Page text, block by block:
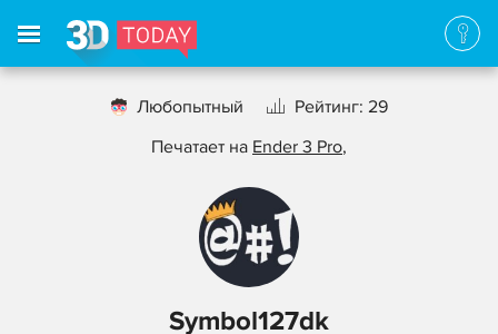
Любопытный
Рейтинг: 29
Печатает на Ender 3 Pro,
Symbol127dk